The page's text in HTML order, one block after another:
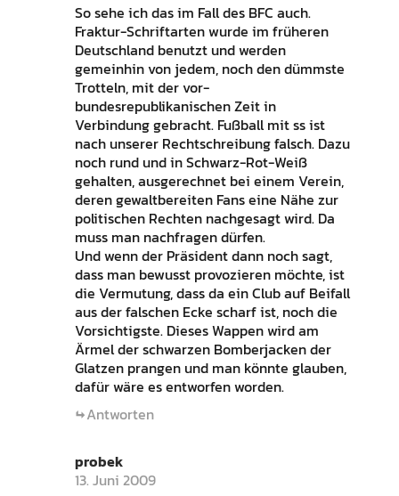
So sehe ich das im Fall des BFC auch.
Fraktur-Schriftarten wurde im früheren
Deutschland benutzt und werden
gemeinhin von jedem, noch den dümmste
Trotteln, mit der vor-
bundesrepublikanischen Zeit in
Verbindung gebracht. Fußball mit ss ist
nach unserer Rechtschreibung falsch. Dazu
noch rund und in Schwarz-Rot-Weiß
gehalten, ausgerechnet bei einem Verein,
deren gewaltbereiten Fans eine Nähe zur
politischen Rechten nachgesagt wird. Da
muss man nachfragen dürfen.
Und wenn der Präsident dann noch sagt,
dass man bewusst provozieren möchte, ist
die Vermutung, dass da ein Club auf Beifall
aus der falschen Ecke scharf ist, noch die
Vorsichtigste. Dieses Wappen wird am
Ärmel der schwarzen Bomberjacken der
Glatzen prangen und man könnte glauben,
dafür wäre es entworfen worden.
Antworten
probek
13. Juni 2009